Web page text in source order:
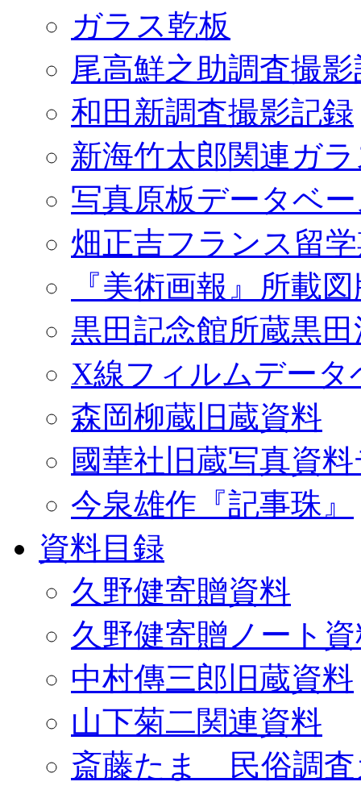
ガラス乾板
尾高鮮之助調査撮
和田新調査撮影記録
新海竹太郎関連ガ
写真原板データベ
畑正吉フランス留
『美術画報』所載
黒田記念館所蔵黒
X線フィルムデータ
森岡柳蔵旧蔵資料
國華社旧蔵写真資
今泉雄作『記事珠』
資料目録
久野健寄贈資料
久野健寄贈ノート
中村傳三郎旧蔵資料
山下菊二関連資料
斎藤たま 民俗調査